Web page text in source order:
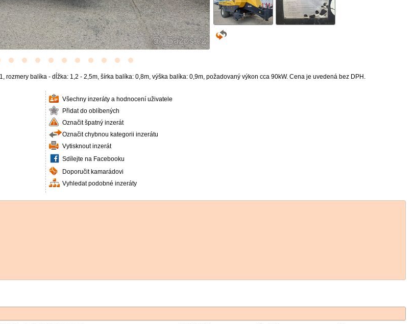
rozmery balíka - dĺžka: 1,2 - 2,5m, šírka balíka: 0,8m, výška balíka: 0,9m, požadovaný výkon cca 90kW. Cena je uvedená bez DPH.
Všechny inzeráty a hodnocení uživatele
Přidat do oblíbených
Označit špatný inzerát
Označit chybnou kategorii inzerátu
Vytisknout inzerát
Sdílejte na Facebooku
Doporučit kamarádovi
Vyhledat podobné inzeráty